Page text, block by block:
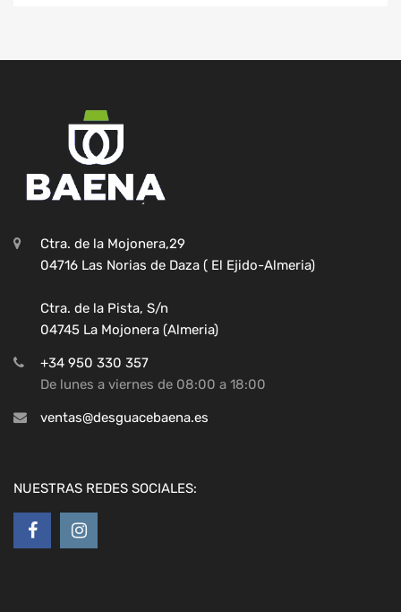
Ctra. de la Mojonera,29
04716 Las Norias de Daza ( El Ejido-Almeria)
Ctra. de la Pista, S/n
04745 La Mojonera (Almeria)
+34 950 330 357
De lunes a viernes de 08:00 a 18:00
ventas@desguacebaena.es
NUESTRAS REDES SOCIALES: